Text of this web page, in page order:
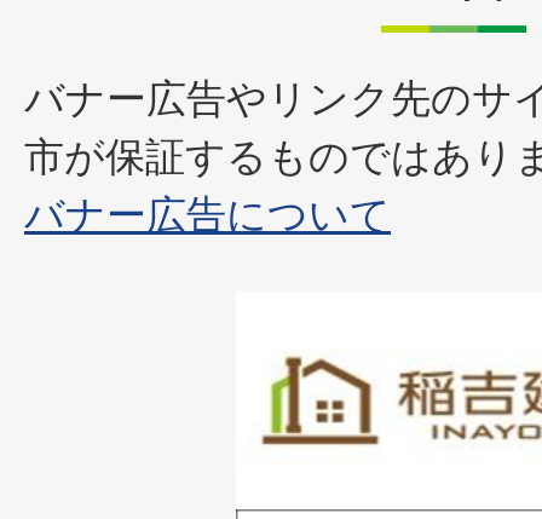
バナー広告やリンク先のサ
市が保証するものではあり
バナー広告について
枚
目